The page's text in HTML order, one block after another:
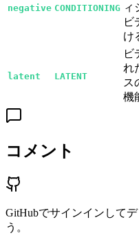
negative CONDITIONING ィ
ビ
け
latent LATENT
ビ
れ
ス
機
コメント
GitHubでサインインして
う。